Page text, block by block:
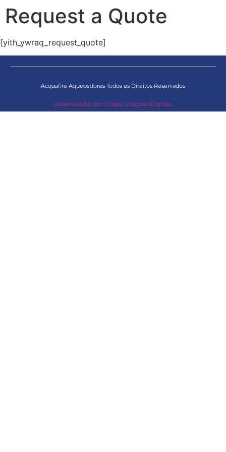
Request a Quote
[yith_ywraq_request_quote]
Acquafire Aquecedores Todos os Direitos Reservados
Desenvolvido por Godoy Soluções Digitais